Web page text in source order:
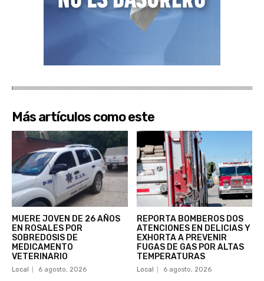
Más artículos como este
MUERE JOVEN DE 26 AÑOS
EN ROSALES POR
SOBREDOSIS DE
MEDICAMENTO
VETERINARIO
Local 6 agosto, 2026
REPORTA BOMBEROS DOS
ATENCIONES EN DELICIAS Y
EXHORTA A PREVENIR
FUGAS DE GAS POR ALTAS
TEMPERATURAS
Local 6 agosto, 2026